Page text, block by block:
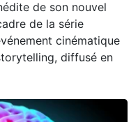
de son nouvel
de la série
cinématique
diffusé en